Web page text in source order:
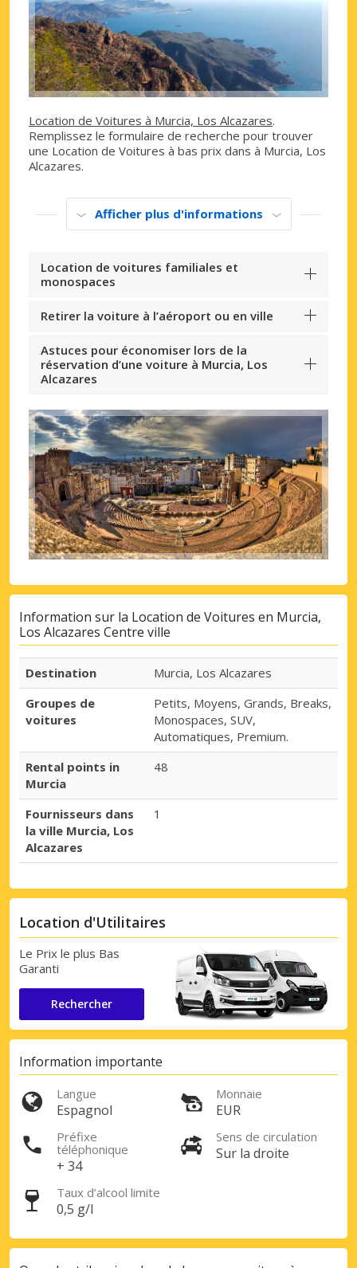
Location de Voitures à Murcia, Los Alcazares.
Remplissez le formulaire de recherche pour trouver
une Location de Voitures à bas prix dans à Murcia, Los
Alcazares.
Afficher plus d'informations
Location de voitures familiales et
monospaces
Retirer la voiture à l’aéroport ou en ville
Astuces pour économiser lors de la
réservation d’une voiture à Murcia, Los
Alcazares
Information sur la Location de Voitures en Murcia,
Los Alcazares Centre ville
Destination
Murcia, Los Alcazares
Groupes de
voitures
Petits, Moyens, Grands, Breaks,
Monospaces, SUV,
Automatiques, Premium.
Rental points in
Murcia
48
Fournisseurs dans
la ville Murcia, Los
Alcazares
1
Location d'Utilitaires
Le Prix le plus Bas
Garanti
Rechercher
Information importante
Langue
Espagnol
Monnaie
EUR
Préfixe
téléphonique
+ 34
Sens de circulation
Sur la droite
Taux d’alcool limite
0,5 g/l